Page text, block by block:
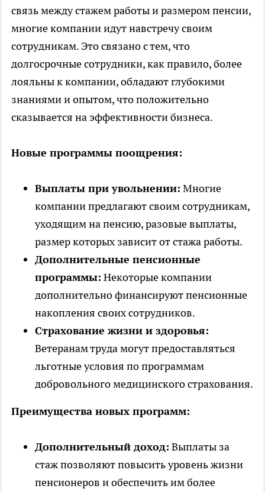
связь между стажем работы и размером пенсии,
многие компании идут навстречу своим
сотрудникам. Это связано с тем, что
долгосрочные сотрудники, как правило, более
лояльны к компании, обладают глубокими
знаниями и опытом, что положительно
сказывается на эффективности бизнеса.
Новые программы поощрения:
Выплаты при увольнении: Многие
компании предлагают своим сотрудникам,
уходящим на пенсию, разовые выплаты,
размер которых зависит от стажа работы.
Дополнительные пенсионные
программы: Некоторые компании
дополнительно финансируют пенсионные
накопления своих сотрудников.
Страхование жизни и здоровья:
Ветеранам труда могут предоставляться
льготные условия по программам
добровольного медицинского страхования.
Преимущества новых программ:
Дополнительный доход: Выплаты за
стаж позволяют повысить уровень жизни
пенсионеров и обеспечить им более